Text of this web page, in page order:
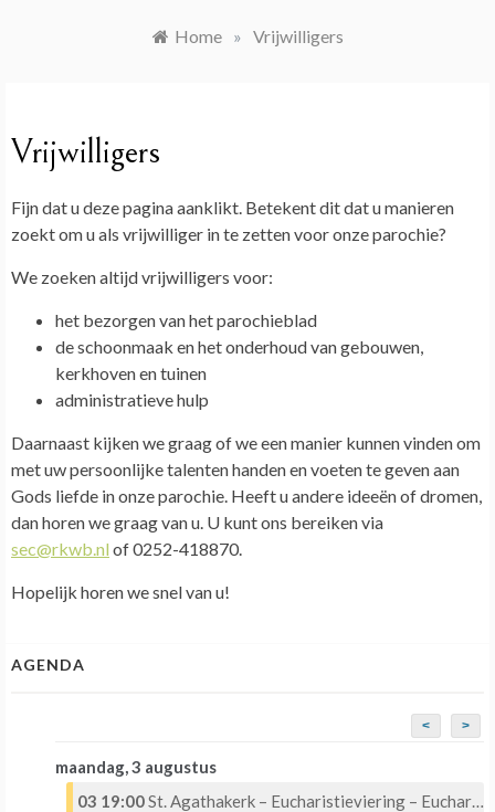
Home » Vrijwilligers
Vrijwilligers
Fijn dat u deze pagina aanklikt. Betekent dit dat u manieren
zoekt om u als vrijwilliger in te zetten voor onze parochie?
We zoeken altijd vrijwilligers voor:
het bezorgen van het parochieblad
de schoonmaak en het onderhoud van gebouwen,
kerkhoven en tuinen
administratieve hulp
Daarnaast kijken we graag of we een manier kunnen vinden om
met uw persoonlijke talenten handen en voeten te geven aan
Gods liefde in onze parochie. Heeft u andere ideeën of dromen,
dan horen we graag van u. U kunt ons bereiken via
sec@rkwb.nl of 0252-418870.
Hopelijk horen we snel van u!
AGENDA
< >
maandag, 3 augustus
03 19:00St. Agathakerk – Eucharistieviering – Eucharistische Aanbidding